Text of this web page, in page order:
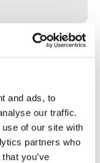
and ads, to
our traffic.
of our site with
partners who
you’ve